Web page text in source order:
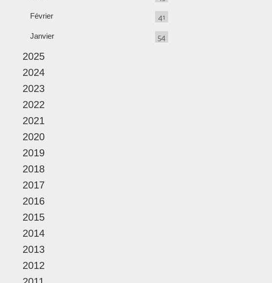
Février 41
Janvier 54
2025
2024
2023
2022
2021
2020
2019
2018
2017
2016
2015
2014
2013
2012